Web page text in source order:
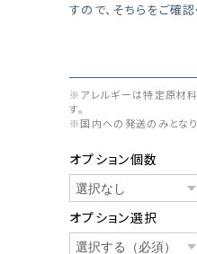
すので、そちらをご確認
※アレルギーは特定原材
す。
※国内への発送のみとなり
オプション個数
オプション選択